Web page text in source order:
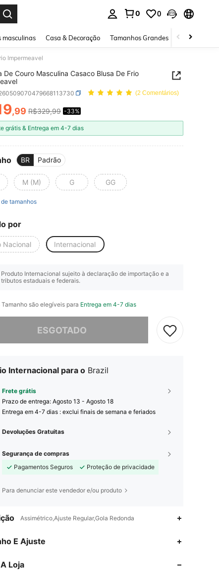
0 0
masculinas Casa & Decoração Tamanhos Grandes Joias e
Impermeavel
De Couro Masculina Casaco Blusa De Frio
(2 Comentários)
AND AVAILABILITY
,99 R$329,99 -33%
grátis & Entrega em 4-7 dias
BR Padrão
M (M) G GG
tamanhos
por
Nacional Internacional
Produto Internacional sujeito à declaração de importação e a
tributos estaduais e federais.
Tamanho são elegíveis para Entrega em 4-7 dias
ESGOTADO
Internacional para o Brazil
Frete grátis
Prazo de entrega: Agosto 13 - Agosto 18
Entrega em 4-7 dias : exclui finais de semana e feriados
Devoluções Gratuitas
Segurança de compras
Pagamentos Seguros
Proteção de privacidade
Para denunciar este vendedor e/ou produto
Assimétrico,Ajuste Regular,Gola Redonda
E Ajuste
Loja